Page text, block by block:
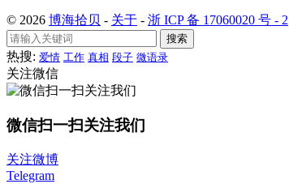
© 2026 博海拾贝 - 关于 - 浙 ICP 备 17060020 号 - 2
搜索
热搜: 爱情 工作 真相 段子 微语录
关注微信
微信扫一扫关注我们
关注微博
Telegram